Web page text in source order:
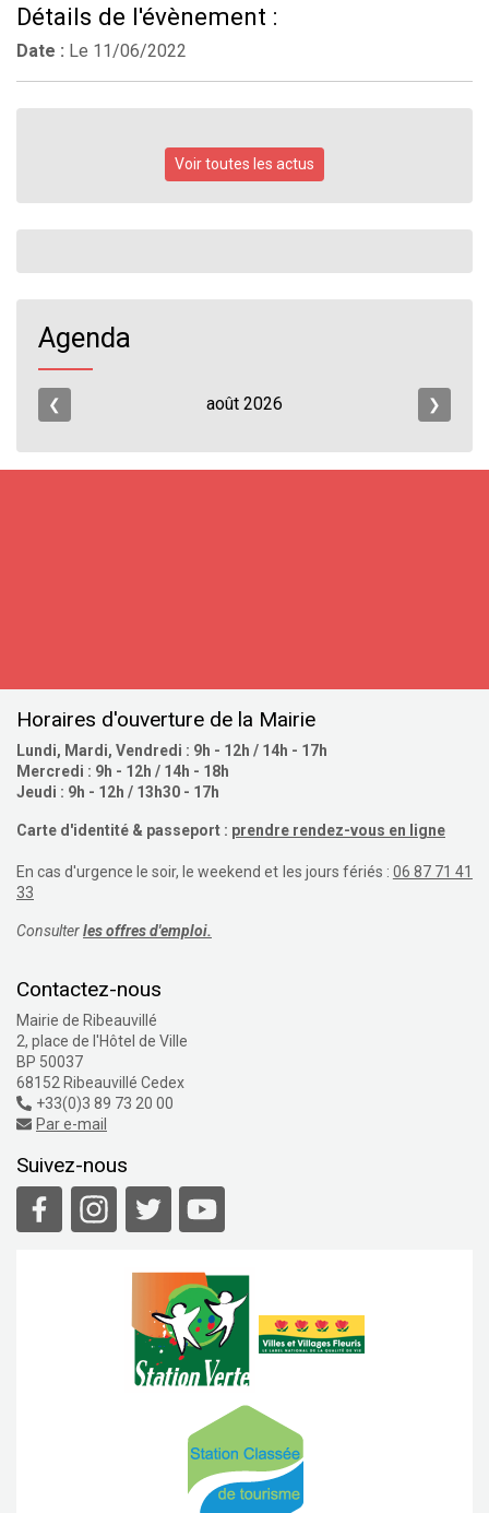
Détails de l'évènement :
Date : Le 11/06/2022
Voir toutes les actus
Agenda
❮ août 2026 ❯
Horaires d'ouverture de la Mairie
Lundi, Mardi, Vendredi : 9h - 12h / 14h - 17h
Mercredi : 9h - 12h / 14h - 18h
Jeudi : 9h - 12h / 13h30 - 17h
Carte d'identité & passeport : prendre rendez-vous en ligne
En cas d'urgence le soir, le weekend et les jours fériés : 06 87 71 41
33
Consulterles offres d'emploi.
Contactez-nous
Mairie de Ribeauvillé
2, place de l'Hôtel de Ville
BP 50037
68152 Ribeauvillé Cedex
+33(0)3 89 73 20 00
Par e-mail
Suivez-nous